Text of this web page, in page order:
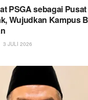
PSGA sebagai
Wujudkan Kampus
3 JULI 2026